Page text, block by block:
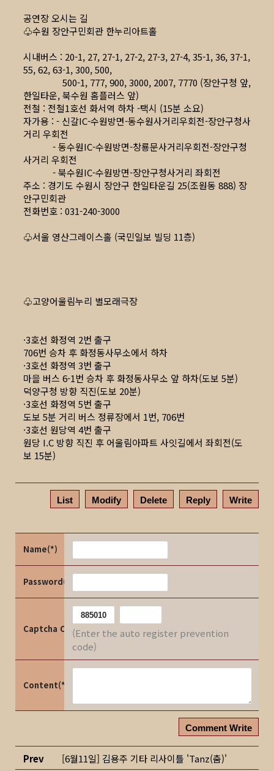
공연장 오시는 길
♧수원 장안구민회관 한누리아트홀
시내버스 : 20-1, 27, 27-1, 27-2, 27-3, 27-4, 35-1, 36, 37-1,
55, 62, 63-1, 300, 500,
500-1, 777, 900, 3000, 2007, 7770 (장안구청 앞,
한일타운, 북수원 홈플러스 앞)
전철 : 전철1호선 화서역 하차 -택시 (15분 소요)
자가용 : - 신갈IC-수원방면-동수원사거리우회전-장안구청사
거리 우회전
- 동수원IC-수원방면-창룡문사거리우회전-장안구청
사거리 우회전
- 북수원IC-수원방면-장안구청사거리 좌회전
주소 : 경기도 수원시 장안구 한일타운길 25(조원동 888) 장
안구민회관
전화번호 : 031-240-3000
♧서울 영산그레이스홀 (국민일보 빌딩 11층)
♧고양어울림누리 별모래극장
·3호선 화정역 2번 출구
706번 승차 후 화정동사무소에서 하차
·3호선 화정역 3번 출구
마을 버스 6-1번 승차 후 화정동사무소 앞 하차(도보 5분)
덕양구청 방향 직진(도보 20분)
·3호선 화정역 5번 출구
도보 5분 거리 버스 정류장에서 1번, 706번
·3호선 원당역 4번 출구
원당 I.C 방향 직진 후 어울림아파트 사잇길에서 좌회전(도
보 15분)
List Modify Delete Reply Write
Name(*)
Password(*)
Captcha Code(Enter the auto register prevention
code)
Content(*)
Comment Write
Prev [6월11일] 김용주 기타 리사이틀 'Tanz(춤)'